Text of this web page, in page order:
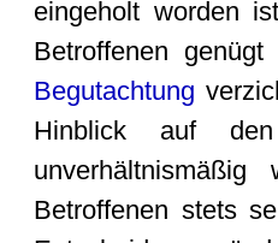
eingeholt worden
Betroffenen
Begutachtung
Hinblick auf
Betroffenen stets